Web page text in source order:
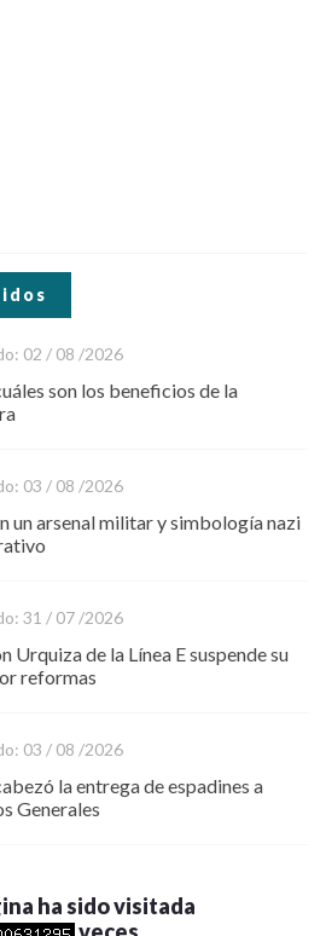
02 / 08 /2026
son los beneficios de la
03 / 08 /2026
un arsenal militar y simbología nazi
31 / 07 /2026
Urquiza de la Línea E suspende su
reformas
03 / 08 /2026
la entrega de espadines a
Generales
ha sido visitada